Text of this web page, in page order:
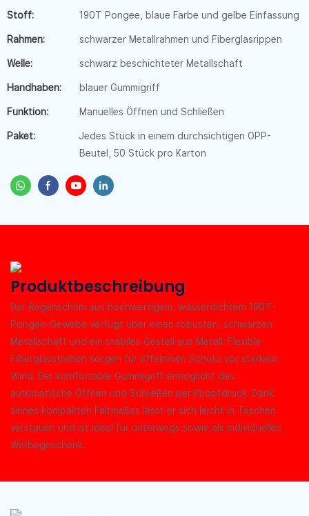
Stoff: 190T Pongee, blaue Farbe und gelbe Einfassung
Rahmen: schwarzer Metallrahmen und Fiberglasrippen
Welle: schwarz beschichteter Metallschaft
Handhaben: blauer Gummigriff
Funktion: Manuelles Öffnen und Schließen
Paket:
Jedes Stück in einem durchsichtigen OPP-
Beutel, 50 Stück pro Karton
Produktbeschreibung
Der Regenschirm aus hochwertigem, wasserdichtem 190T-
Pongee-Gewebe verfügt über einen robusten, schwarzen
Metallschaft und ein stabiles Gestell aus Metall. Flexible
Fiberglasstreben sorgen für effektiven Schutz vor starkem
Wind. Der komfortable Gummigriff ermöglicht das
automatische Öffnen und Schließen per Knopfdruck. Dank
seines kompakten Faltmaßes lässt er sich leicht in Taschen
verstauen und ist ideal für unterwegs sowie als individuelles
Werbegeschenk.